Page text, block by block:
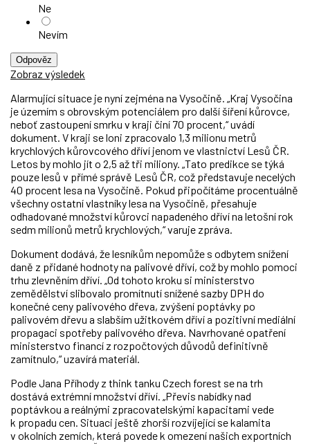
Ne
Nevím
Odpověz
Zobraz výsledek
Alarmující situace je nyní zejména na Vysočině. „Kraj Vysočina
je územím s obrovským potenciálem pro další šíření kůrovce,
neboť zastoupení smrku v kraji činí 70 procent,“ uvádí
dokument. V kraji se loni zpracovalo 1,3 milionu metrů
krychlových kůrovcového dříví jenom ve vlastnictví Lesů ČR.
Letos by mohlo jít o 2,5 až tři miliony. „Tato predikce se týká
pouze lesů v přímé správě Lesů ČR, což představuje necelých
40 procent lesa na Vysočině. Pokud připočítáme procentuálně
všechny ostatní vlastníky lesa na Vysočině, přesahuje
odhadované množství kůrovci napadeného dříví na letošní rok
sedm milionů metrů krychlových,“ varuje zpráva.
Dokument dodává, že lesníkům nepomůže s odbytem snížení
daně z přidané hodnoty na palivové dříví, což by mohlo pomoci
trhu zlevněním dříví. „Od tohoto kroku si ministerstvo
zemědělství slibovalo promítnutí snížené sazby DPH do
konečné ceny palivového dřeva, zvýšení poptávky po
palivovém dřevu a slabším užitkovém dříví a pozitivní mediální
propagaci spotřeby palivového dřeva. Navrhované opatření
ministerstvo financí z rozpočtových důvodů definitivně
zamítnulo,“ uzavírá materiál.
Podle Jana Příhody z think tanku Czech forest se na trh
dostává extrémní množství dříví. „Převis nabídky nad
poptávkou a reálnými zpracovatelskými kapacitami vede
k propadu cen. Situaci ještě zhorší rozvíjející se kalamita
v okolních zemích, která povede k omezení našich exportních